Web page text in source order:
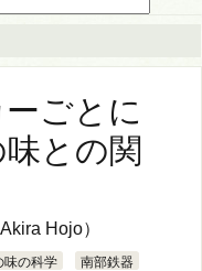
ごとに
との関
Hojo）
味の科学 南部鉄器